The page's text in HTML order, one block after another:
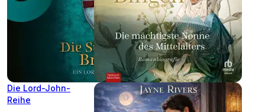
Die Lord-John-
Reihe